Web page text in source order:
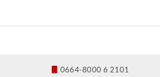
0664-8000 6 2101